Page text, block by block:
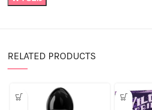
RELATED PRODUCTS